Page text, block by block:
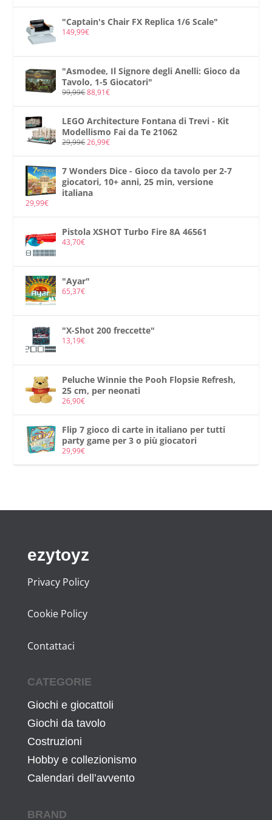
"Captain's Chair FX Replica 1/6 Scale"
149,99€
"Asmodee, Il Signore degli Anelli: Gioco da
Tavolo, 1-5 Giocatori"
99,99€88,91€
LEGO Architecture Fontana di Trevi - Kit
Modellismo Fai da Te 21062
29,99€26,99€
7 Wonders Dice - Gioco da tavolo per 2-7
giocatori, 10+ anni, 25 min, versione
italiana
29,99€
Pistola XSHOT Turbo Fire 8A 46561
43,70€
"Ayar"
65,37€
"X-Shot 200 freccette"
13,19€
Peluche Winnie the Pooh Flopsie Refresh,
25 cm, per neonati
26,90€
Flip 7 gioco di carte in italiano per tutti
party game per 3 o più giocatori
29,99€
ezytoyz
Privacy Policy
Cookie Policy
Contattaci
CATEGORIE
Giochi e giocattoli
Giochi da tavolo
Costruzioni
Hobby e collezionismo
Calendari dell’avvento
BRAND